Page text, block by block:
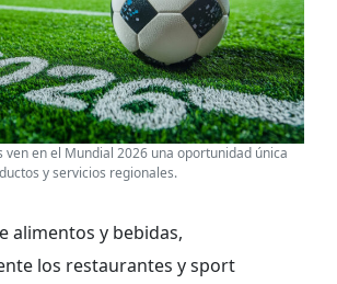
ven en el Mundial 2026 una oportunidad única
y servicios regionales.
alimentos y bebidas,
los restaurantes y sport